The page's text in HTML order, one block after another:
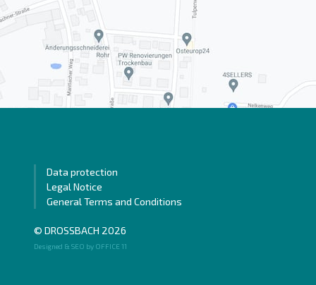
Data protection
Legal Notice
General Terms and Conditions
© DROSSBACH 2026
Designed & SEO by OFFICE 11